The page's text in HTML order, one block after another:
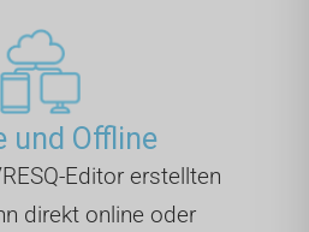
und Offline
Editor erstellten
direkt online oder